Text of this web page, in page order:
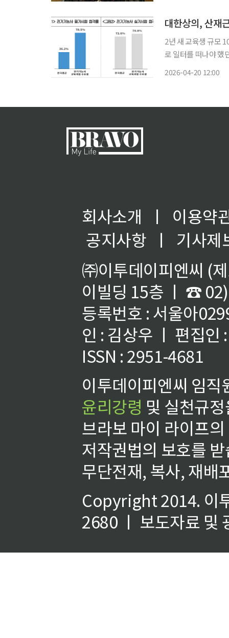
대한상의, 산재
2년 새 교육생 규모 10배 증가
로 일터를 떠나야 했던 산재근
2026-04-20 12:00
회사소개 ㅣ
이용약
공지사항
ㅣ
기사제
㈜이투데이피엔씨 (
이빌딩 15층 ㅣ ☎
등록번호 : 서울아
인 : 김상우 ㅣ 편집인
ISSN : 2951-4681
이투데이피엔씨 임
윤리강령 및 실천규
브라보 마이 라이프
저작권법의 보호를
무단전재, 복사, 재배
Copyright 2014. 이
2680 ㅣ 보도자료